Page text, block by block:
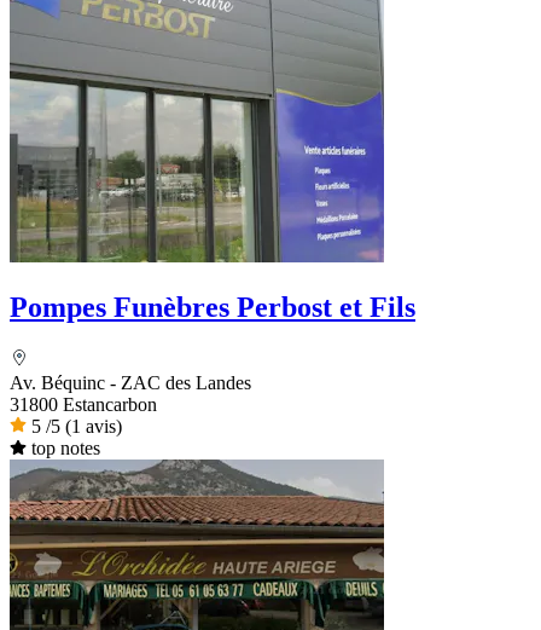
Pompes Funèbres Perbost et Fils
Av. Béquinc - ZAC des Landes
31800 Estancarbon
5 /5 (1 avis)
top notes